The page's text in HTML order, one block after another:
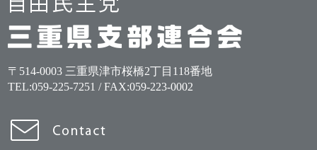
〒514-0003 三重県津市桜橋2丁目118番地
TEL:059-225-7251 / FAX:059-223-0002